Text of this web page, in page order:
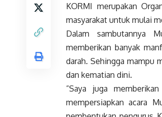
KORMI merupakan
masyarakat untuk mulai
Dalam sambutannya
memberikan banyak
darah. Sehingga mampu
dan kematian dini.
”Saya juga
mempersiapkan acara